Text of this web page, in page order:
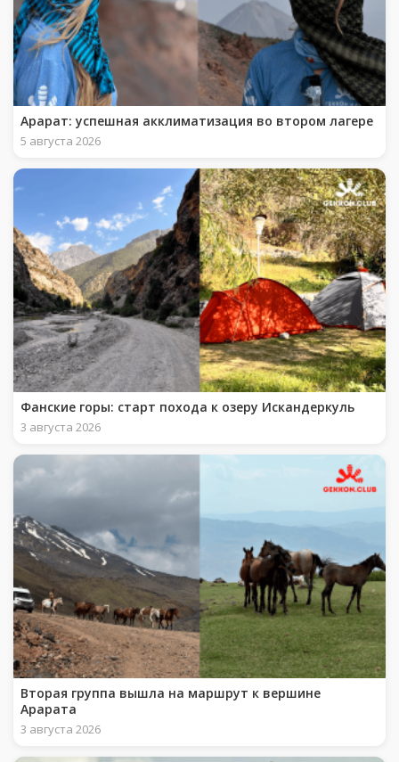
Арарат: успешная акклиматизация во втором лагере
5 августа 2026
Фанские горы: старт похода к озеру Искандеркуль
3 августа 2026
Вторая группа вышла на маршрут к вершине
Арарата
3 августа 2026